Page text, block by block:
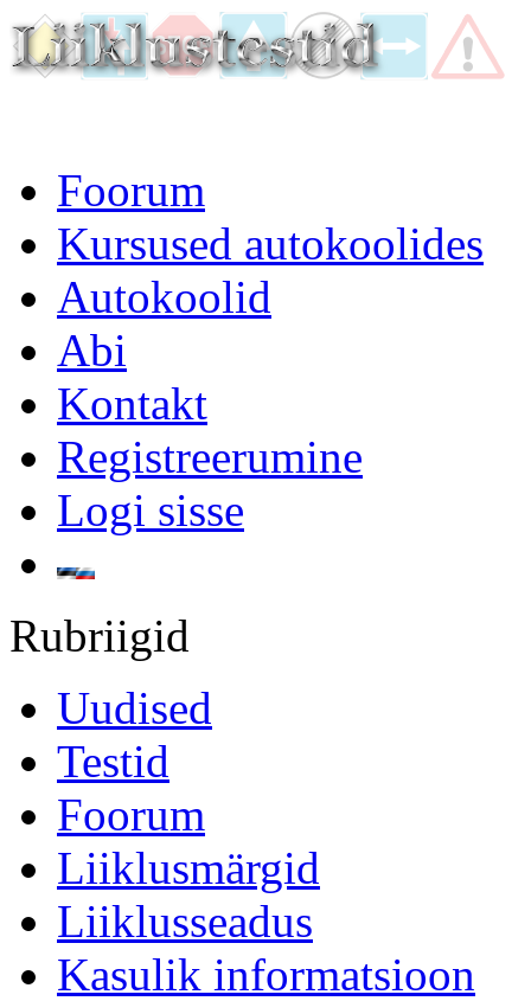
Foorum
Kursused autokoolides
Autokoolid
Abi
Kontakt
Registreerumine
Logi sisse
Rubriigid
Uudised
Testid
Foorum
Liiklusmärgid
Liiklusseadus
Kasulik informatsioon